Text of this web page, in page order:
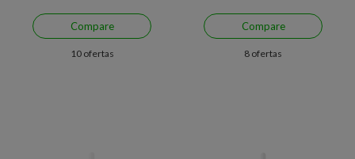
Compare
10 ofertas
Compare
8 ofertas